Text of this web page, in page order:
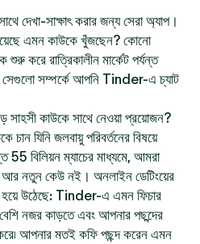
সাক্ষাৎ করার জন্য সেরা অ্যাপ।
এমন কাউকে খুঁজছেন? কোনো
করে রাত্রিকালীন মার্কেট পর্যন্ত
সম্পর্কে আপনি Tinder-এ চ্যাট
সাহসী কাউকে সাথে নেওয়া প্রয়োজন?
যিনি জলবায়ু পরিবর্তনের বিষয়ে
বিলিয়ন ম্যাচের মাধ্যমে, আমরা
আর নতুন কেউ নই। অনলাইন ডেটিংয়ের
উঠেছে: Tinder-এ এমন ফিচার
নজর কাড়তে এবং আপনার পছন্দের
আপনার মতই কফি পছন্দ করেন এমন